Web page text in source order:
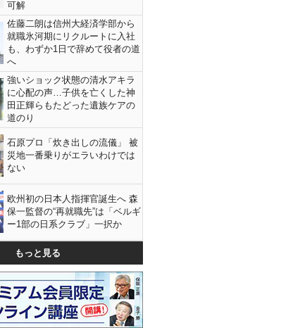
可解
佐藤二朗は信州大経済学部から
就職氷河期にリクルートに入社
も、わずか1日で辞めて役者の道
へ
強いショック状態の清水アキラ
に心配の声…子供を亡くした神
田正輝らもたどった遺族ケアの
道のり
石原プロ「炊き出しの流儀」 被
災地一番乗りがエラいわけでは
ない
欧州初の日本人指揮官誕生へ 森
保一監督の“再就職先”は「ベルギ
ー1部の日系クラブ」一択か
もっと見る